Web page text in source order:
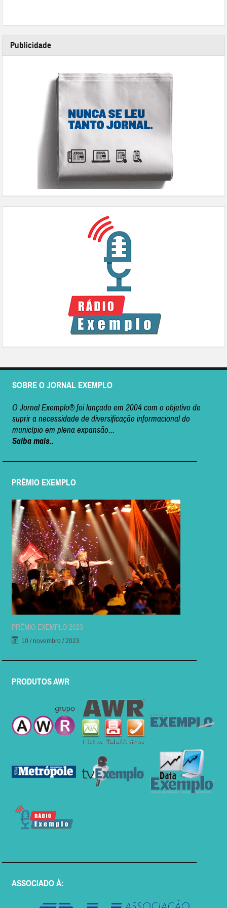
Publicidade
SOBRE O JORNAL EXEMPLO
O Jornal Exemplo® foi lançado em 2004 com o objetivo de
suprir a necessidade de diversificação informacional do
município em plena expansão...
Saiba mais..
PRÊMIO EXEMPLO
PRÊMIO EXEMPLO 2023
10 / novembro / 2023
PRODUTOS AWR
ASSOCIADO À: